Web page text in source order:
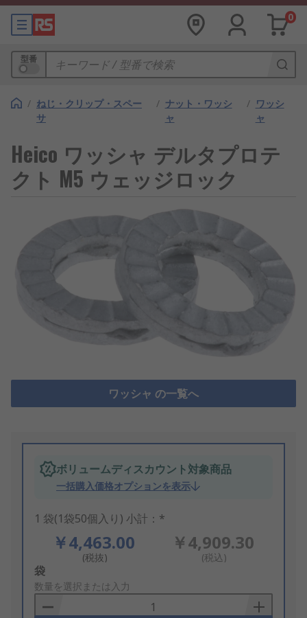
0
型番
/ ねじ・クリップ・スペー
サ
/ ナット・ワッシ
ャ
/ ワッシ
ャ
Heico ワッシャ デルタプロテ
クト M5 ウェッジロック
ワッシャ の一覧へ
ボリュームディスカウント対象商品
一括購入価格オプションを表示
1 袋(1袋50個入り) 小計：*
￥4,463.00
(税抜)
￥4,909.30
(税込)
Add
to
Basket
袋
数量を選択または入力